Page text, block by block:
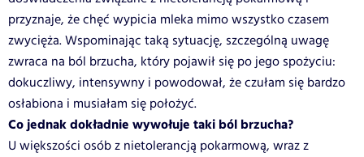
przyznaje, że chęć wypicia mleka mimo wszystko czasem
zwycięża. Wspominając taką sytuację, szczególną uwagę
zwraca na ból brzucha, który pojawił się po jego spożyciu:
dokuczliwy, intensywny i powodował, że czułam się bardzo
osłabiona i musiałam się położyć.
Co jednak dokładnie wywołuje taki ból brzucha?
U większości osób z nietolerancją pokarmową, wraz z